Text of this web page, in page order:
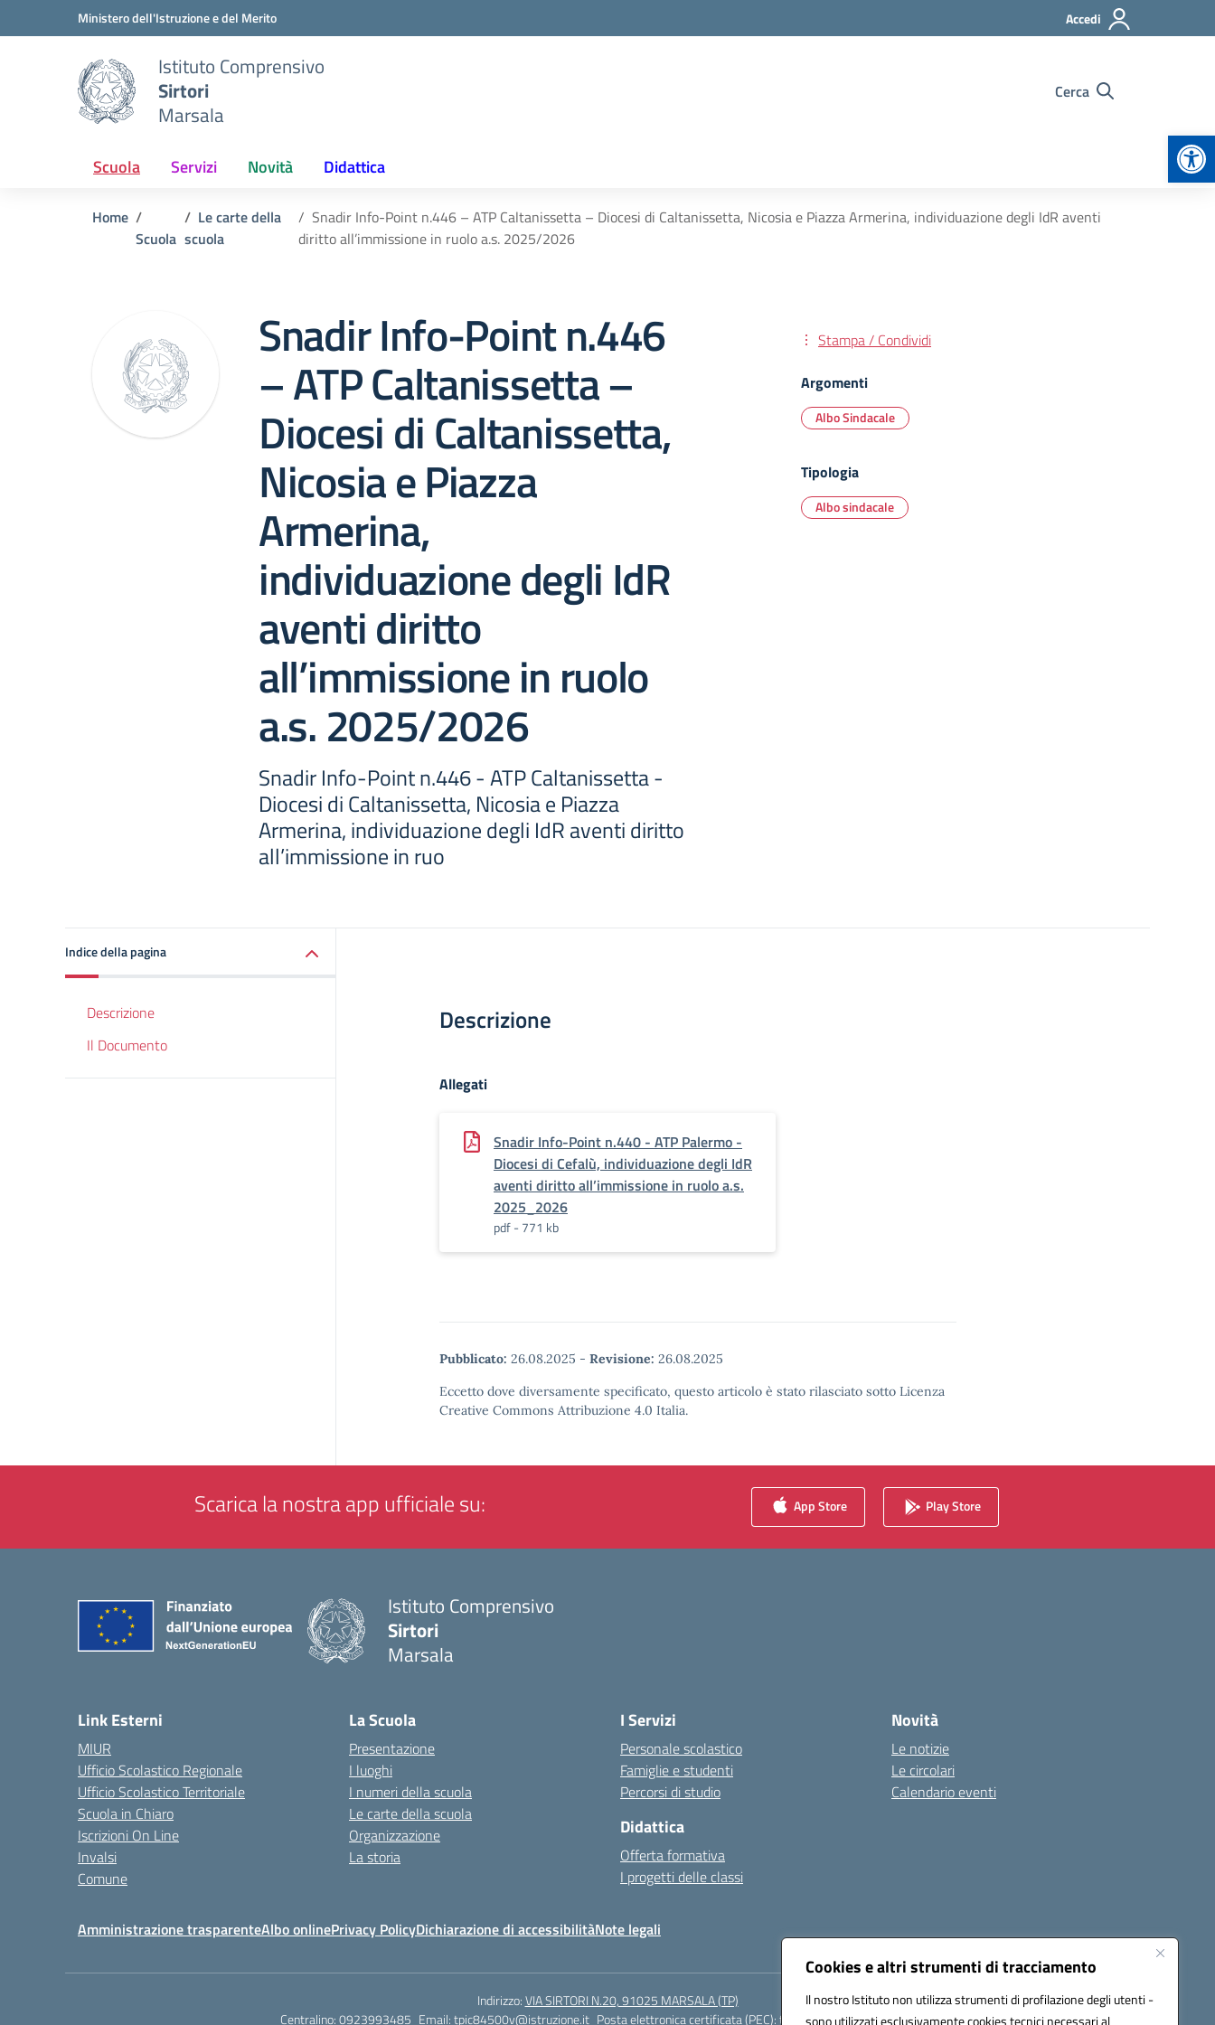
Cookies e altri strumenti di tracciamento
Il nostro Istituto non utilizza strumenti di profilazione degli utenti -
sono utilizzati esclusivamente cookies tecnici necessari al
Vai ai contenuti
Vai al menu di navigazioneMinistero dell'Istruzione e del Merito Accedi
Istituto Comprensivo
Sirtori
Marsala
Cerca
Scuola Servizi Novità Didattica
Home
Scuola
Le carte della
scuola
Snadir Info-Point n.446 – ATP Caltanissetta – Diocesi di Caltanissetta, Nicosia e Piazza Armerina, individuazione degli IdR aventi
diritto all’immissione in ruolo a.s. 2025/2026
Snadir Info-Point n.446
– ATP Caltanissetta –
Diocesi di Caltanissetta,
Nicosia e Piazza
Armerina,
individuazione degli IdR
aventi diritto
all’immissione in ruolo
a.s. 2025/2026
Snadir Info-Point n.446 - ATP Caltanissetta -
Diocesi di Caltanissetta, Nicosia e Piazza
Armerina, individuazione degli IdR aventi diritto
all’immissione in ruo
Stampa / Condividi
Argomenti
Albo Sindacale
Tipologia
Albo sindacale
Indice della pagina
Descrizione
Il Documento
Descrizione
Allegati
Snadir Info-Point n.440 - ATP Palermo -
Diocesi di Cefalù, individuazione degli IdR
aventi diritto all’immissione in ruolo a.s.
2025_2026
pdf - 771 kb
Pubblicato: 26.08.2025 - Revisione: 26.08.2025
Eccetto dove diversamente specificato, questo articolo è stato rilasciato sotto Licenza
Creative Commons Attribuzione 4.0 Italia.
Scarica la nostra app ufficiale su: App Store Play Store
Istituto Comprensivo
Sirtori
Marsala
Link Esterni
MIUR
Ufficio Scolastico Regionale
Ufficio Scolastico Territoriale
Scuola in Chiaro
Iscrizioni On Line
Invalsi
Comune
La Scuola
Presentazione
I luoghi
I numeri della scuola
Le carte della scuola
Organizzazione
La storia
I Servizi
Personale scolastico
Famiglie e studenti
Percorsi di studio
Didattica
Offerta formativa
I progetti delle classi
Novità
Le notizie
Le circolari
Calendario eventi
Amministrazione trasparenteAlbo onlinePrivacy PolicyDichiarazione di accessibilitàNote legali
Indirizzo:VIA SIRTORI N.20, 91025 MARSALA (TP)
Centralino:0923993485 Email:tpic84500v@istruzione.it Posta elettronica certificata (PEC):tpic84500v@pec.istruzione.it